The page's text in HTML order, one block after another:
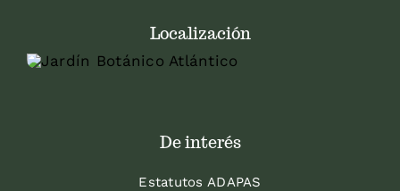
Localización
De interés
Estatutos ADAPAS